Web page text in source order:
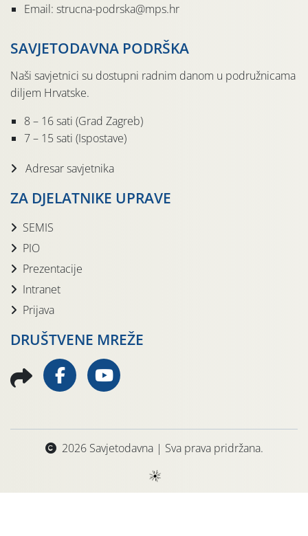
Email: strucna-podrska@mps.hr
SAVJETODAVNA PODRŠKA
Naši savjetnici su dostupni radnim danom u podružnicama
diljem Hrvatske.
8 – 16 sati (Grad Zagreb)
7 – 15 sati (Ispostave)
Adresar savjetnika
ZA DJELATNIKE UPRAVE
SEMIS
PIO
Prezentacije
Intranet
Prijava
DRUŠTVENE MREŽE
2026 Savjetodavna | Sva prava pridržana.